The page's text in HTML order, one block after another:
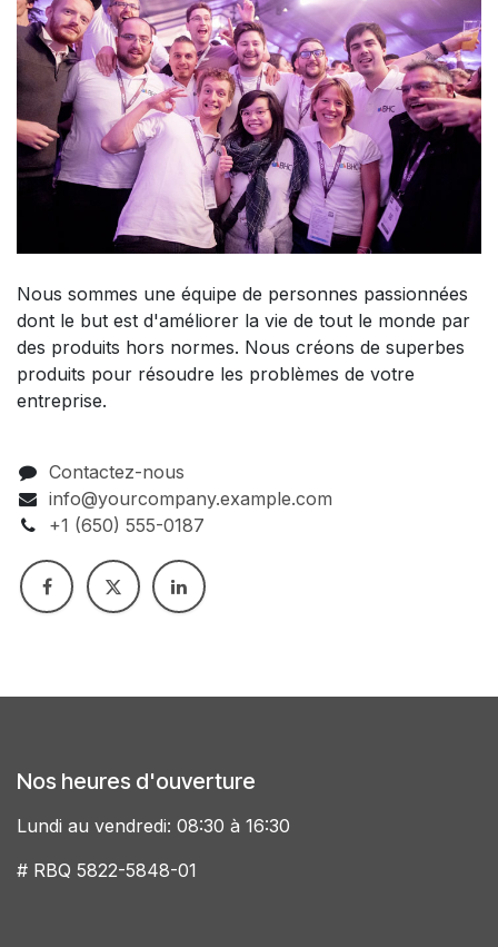
Nous sommes une équipe de personnes passionnées
dont le but est d'améliorer la vie de tout le monde par
des produits hors normes. Nous créons de superbes
produits pour résoudre les problèmes de votre
entreprise.
Contactez-nous
info@yourcompany.example.com
+1 (650) 555-0187
Nos heures d'ouverture
Lundi au vendredi: 08:30 à 16:30
# RBQ 5822-5848-01